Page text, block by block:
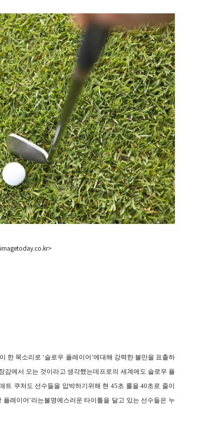
한 목소리로 ‘슬로우 플레이어 ’에대해 강력한 불만을 표출하
감에서 오는 것이라고 생각했는데프로의 세계에도 슬로우 플
트 쿠처도 선수들을 압박하기위해 현 45초 룰을 40초로 줄이
플레이어 ’라는불명예스러운 타이틀을 달고 있는 선수들은 누